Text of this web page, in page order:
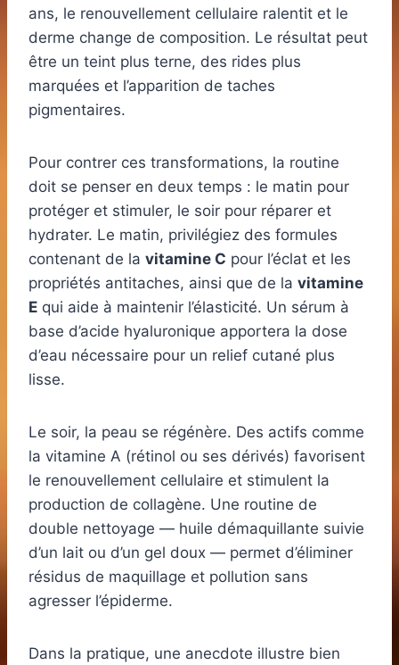
ans, le renouvellement cellulaire ralentit et le
derme change de composition. Le résultat peut
être un teint plus terne, des rides plus
marquées et l’apparition de taches
pigmentaires.
Pour contrer ces transformations, la routine
doit se penser en deux temps : le matin pour
protéger et stimuler, le soir pour réparer et
hydrater. Le matin, privilégiez des formules
contenant de la vitamine C pour l’éclat et les
propriétés antitaches, ainsi que de la vitamine
E qui aide à maintenir l’élasticité. Un sérum à
base d’acide hyaluronique apportera la dose
d’eau nécessaire pour un relief cutané plus
lisse.
Le soir, la peau se régénère. Des actifs comme
la vitamine A (rétinol ou ses dérivés) favorisent
le renouvellement cellulaire et stimulent la
production de collagène. Une routine de
double nettoyage — huile démaquillante suivie
d’un lait ou d’un gel doux — permet d’éliminer
résidus de maquillage et pollution sans
agresser l’épiderme.
Dans la pratique, une anecdote illustre bien